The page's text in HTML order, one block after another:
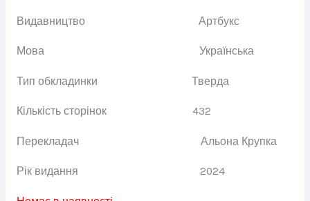
Видавництво Артбукс
Мова Українська
Тип обкладинки Тверда
Кількість сторінок 432
Перекладач Альона Крупка
Рік видання 2024